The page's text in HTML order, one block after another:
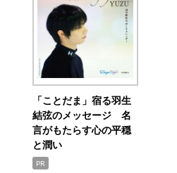
「ことだま」宿る羽生
結弦のメッセージ 名
言がもたらす心の平穏
と潤い
PR